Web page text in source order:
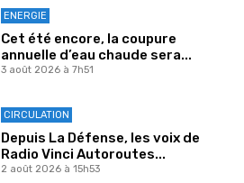
ENERGIE
Cet été encore, la coupure
annuelle d’eau chaude sera...
3 août 2026 à 7h51
CIRCULATION
Depuis La Défense, les voix de
Radio Vinci Autoroutes...
2 août 2026 à 15h53